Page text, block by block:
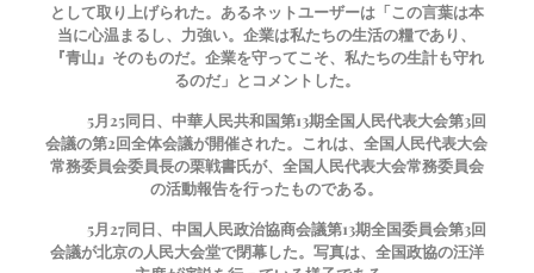
として取り上げられた。あるネットユーザーは「この言葉は本
当に心温まるし、力強い。企業は私たちの生活の糧であり、
『青山』そのものだ。企業を守ってこそ、私たちの生計も守れ
るのだ」とコメントした。
5月25同日、中華人民共和国第13期全国人民代表大会第3回
会議の第2回全体会議が開催された。これは、全国人民代表大会
常務委員会委員長の栗戦書氏が、全国人民代表大会常務委員会
の活動報告を行ったものである。
5月27同日、中国人民政治協商会議第13期全国委員会第3回
会議が北京の人民大会堂で閉幕した。写真は、全国政協の汪洋